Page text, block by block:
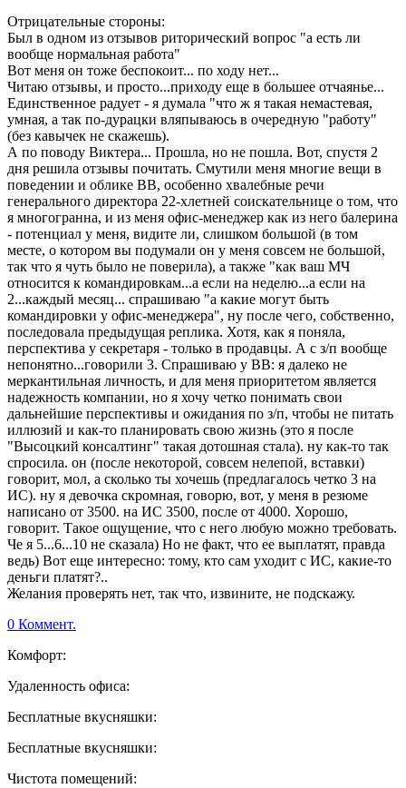
Отрицательные стороны:
Был в одном из отзывов риторический вопрос "а есть ли
вообще нормальная работа"
Вот меня он тоже беспокоит... по ходу нет...
Читаю отзывы, и просто...приходу еще в большее отчаянье...
Единственное радует - я думала "что ж я такая немастевая,
умная, а так по-дурацки вляпываюсь в очередную "работу"
(без кавычек не скажешь).
А по поводу Виктера... Прошла, но не пошла. Вот, спустя 2
дня решила отзывы почитать. Смутили меня многие вещи в
поведении и облике ВВ, особенно хвалебные речи
генерального директора 22-хлетней соискательнице о том, что
я многогранна, и из меня офис-менеджер как из него балерина
- потенциал у меня, видите ли, слишком большой (в том
месте, о котором вы подумали он у меня совсем не большой,
так что я чуть было не поверила), а также "как ваш МЧ
относится к командировкам...а если на неделю...а если на
2...каждый месяц... спрашиваю "а какие могут быть
командировки у офис-менеджера", ну после чего, собственно,
последовала предыдущая реплика. Хотя, как я поняла,
перспектива у секретаря - только в продавцы. А с з/п вообще
непонятно...говорили 3. Спрашиваю у ВВ: я далеко не
меркантильная личность, и для меня приоритетом является
надежность компании, но я хочу четко понимать свои
дальнейшие перспективы и ожидания по з/п, чтобы не питать
иллюзий и как-то планировать свою жизнь (это я после
"Высоцкий консалтинг" такая дотошная стала). ну как-то так
спросила. он (после некоторой, совсем нелепой, вставки)
говорит, мол, а сколько ты хочешь (предлагалось четко 3 на
ИС). ну я девочка скромная, говорю, вот, у меня в резюме
написано от 3500. на ИС 3500, после от 4000. Хорошо,
говорит. Такое ощущение, что с него любую можно требовать.
Че я 5...6...10 не сказала) Но не факт, что ее выплатят, правда
ведь) Вот еще интересно: тому, кто сам уходит с ИС, какие-то
деньги платят?..
Желания проверять нет, так что, извините, не подскажу.
0 Коммент.
Комфорт:
Удаленность офиса:
Бесплатные вкусняшки:
Бесплатные вкусняшки:
Чистота помещений: